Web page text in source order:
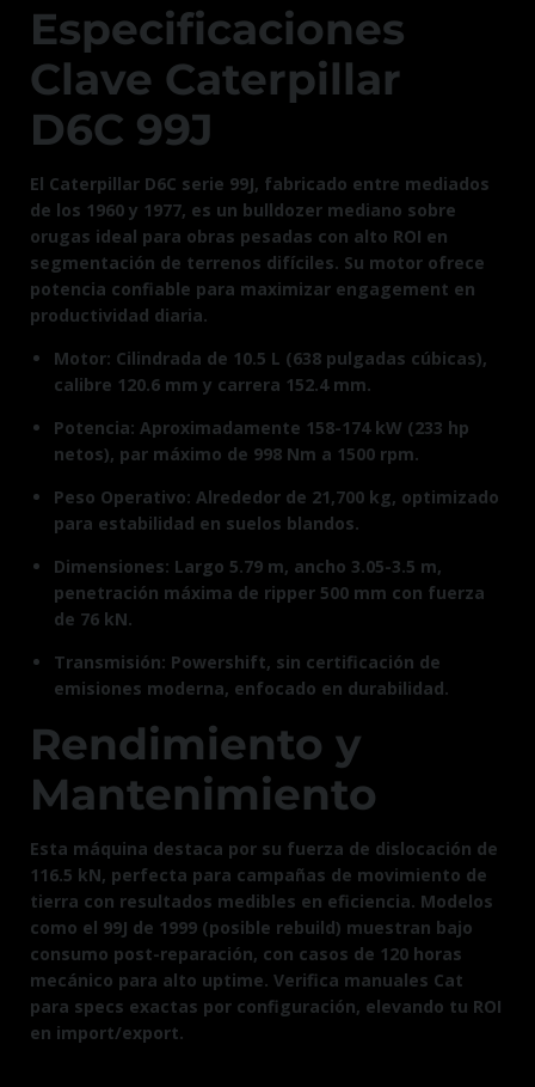
Especificaciones
Clave Caterpillar
D6C 99J
El Caterpillar D6C serie 99J, fabricado entre mediados
de los 1960 y 1977, es un bulldozer mediano sobre
orugas ideal para obras pesadas con alto ROI en
segmentación de terrenos difíciles. Su motor ofrece
potencia confiable para maximizar engagement en
productividad diaria.​
Motor: Cilindrada de 10.5 L (638 pulgadas cúbicas),
calibre 120.6 mm y carrera 152.4 mm.​
Potencia: Aproximadamente 158-174 kW (233 hp
netos), par máximo de 998 Nm a 1500 rpm.​
Peso Operativo: Alrededor de 21,700 kg, optimizado
para estabilidad en suelos blandos.​
Dimensiones: Largo 5.79 m, ancho 3.05-3.5 m,
penetración máxima de ripper 500 mm con fuerza
de 76 kN.​
Transmisión: Powershift, sin certificación de
emisiones moderna, enfocado en durabilidad.​
Rendimiento y
Mantenimiento
Esta máquina destaca por su fuerza de dislocación de
116.5 kN, perfecta para campañas de movimiento de
tierra con resultados medibles en eficiencia. Modelos
como el 99J de 1999 (posible rebuild) muestran bajo
consumo post-reparación, con casos de 120 horas
mecánico para alto uptime. Verifica manuales Cat
para specs exactas por configuración, elevando tu ROI
en import/export.